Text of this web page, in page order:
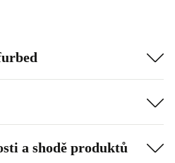
a shodě produktů